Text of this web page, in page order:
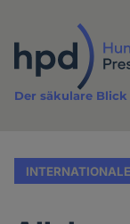
Inhalt
Der säkulare